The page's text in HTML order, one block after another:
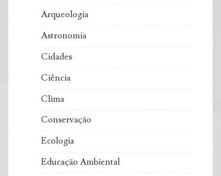
Arqueologia
Astronomia
Cidades
Ciência
Clima
Conservação
Ecologia
Educação Ambiental